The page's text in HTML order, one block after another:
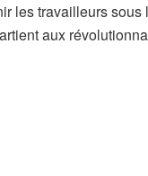
les travailleurs
aux